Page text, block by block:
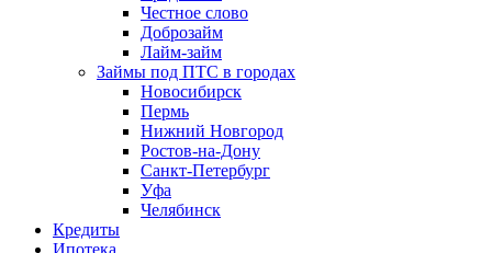
Честное слово
Доброзайм
Лайм-займ
Займы под ПТС в городах
Новосибирск
Пермь
Нижний Новгород
Ростов-на-Дону
Санкт-Петербург
Уфа
Челябинск
Кредиты
Ипотека